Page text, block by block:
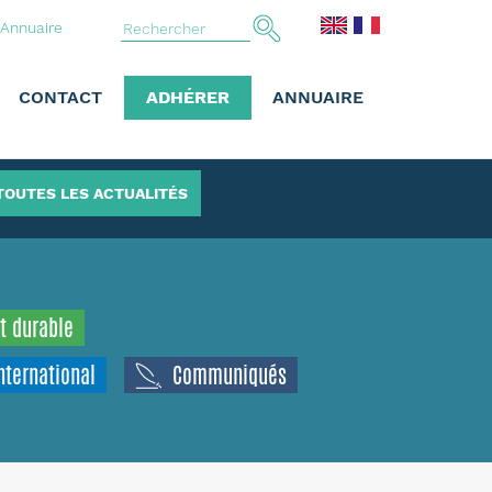
Annuaire
CONTACT ADHÉRER ANNUAIRE
LES ACTUALITÉS
durable
Communiqués